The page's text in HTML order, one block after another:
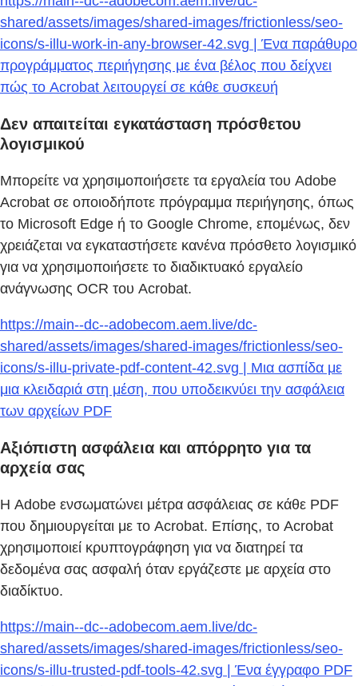
shared/assets/images/shared-images/frictionless/seo-
icons/s-illu-work-in-any-browser-42.svg | Ένα παράθυρο
προγράμματος περιήγησης με ένα βέλος που δείχνει
πώς το Acrobat λειτουργεί σε κάθε συσκευή
Δεν απαιτείται εγκατάσταση πρόσθετου
λογισμικού
Μπορείτε να χρησιμοποιήσετε τα εργαλεία του Adobe
Acrobat σε οποιοδήποτε πρόγραμμα περιήγησης, όπως
το Microsoft Edge ή το Google Chrome, επομένως, δεν
χρειάζεται να εγκαταστήσετε κανένα πρόσθετο λογισμικό
για να χρησιμοποιήσετε το διαδικτυακό εργαλείο
ανάγνωσης OCR του Acrobat.
https://main--dc--adobecom.aem.live/dc-
shared/assets/images/shared-images/frictionless/seo-
icons/s-illu-private-pdf-content-42.svg | Μια ασπίδα με
μια κλειδαριά στη μέση, που υποδεικνύει την ασφάλεια
των αρχείων PDF
Αξιόπιστη ασφάλεια και απόρρητο για τα
αρχεία σας
Η Adobe ενσωματώνει μέτρα ασφάλειας σε κάθε PDF
που δημιουργείται με το Acrobat. Επίσης, το Acrobat
χρησιμοποιεί κρυπτογράφηση για να διατηρεί τα
δεδομένα σας ασφαλή όταν εργάζεστε με αρχεία στο
διαδίκτυο.
https://main--dc--adobecom.aem.live/dc-
shared/assets/images/shared-images/frictionless/seo-
icons/s-illu-trusted-pdf-tools-42.svg | Ένα έγγραφο PDF